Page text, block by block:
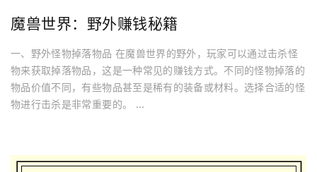
魔兽世界：野外赚钱秘籍
一、野外怪物掉落物品 在魔兽世界的野外，玩家可以通过击杀怪
物来获取掉落物品，这是一种常见的赚钱方式。不同的怪物掉落的
物品价值不同，有些物品甚至是稀有的装备或材料。选择合适的怪
物进行击杀是非常重要的。 ...